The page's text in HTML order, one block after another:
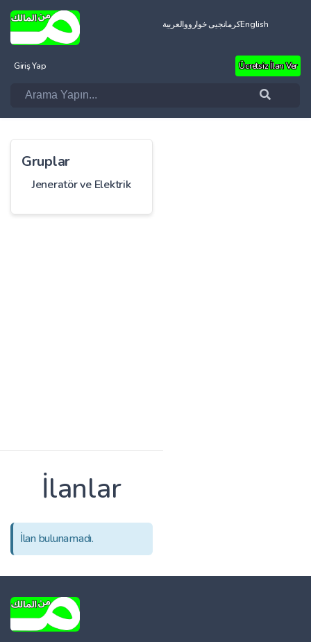
العربيةکرمانجیی خوارووEnglish
Giriş Yap Ücretsiz İlan Ver
Gruplar
Jeneratör ve Elektrik
İlanlar
İlan bulunamadı.